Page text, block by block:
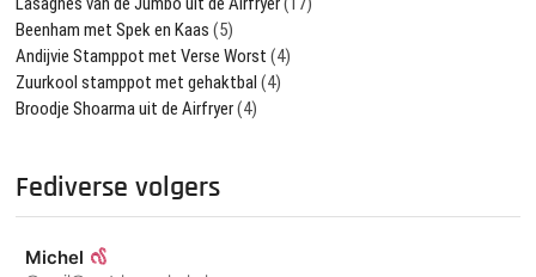
Beenham met Spek en Kaas (5)
Andijvie Stamppot met Verse Worst (4)
Zuurkool stamppot met gehaktbal (4)
Broodje Shoarma uit de Airfryer(4)
Fediverse volgers
Michel